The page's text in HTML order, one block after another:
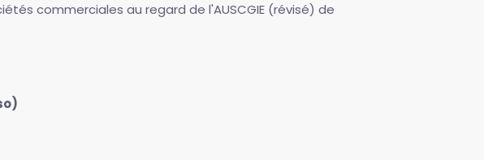
commerciales au regard de l'AUSCGIE (révisé) de